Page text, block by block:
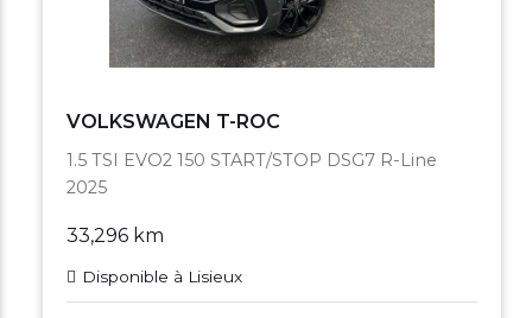
VOLKSWAGEN T-ROC
1.5 TSI EVO2 150 START/STOP DSG7 R-Line
2025
33,296 km
Disponible à Lisieux